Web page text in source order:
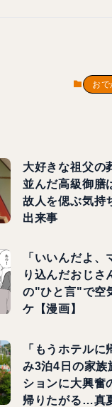
おで
大好きな祖父
並んだ高級御膳
故人を偲ぶ気持
出来事
「いいんだよ、
り込んだおじ
の"ひと言"で空
ケ【漫画】
「もうホテル
み3泊4日の家族
ションに大興奮
帰りたがる…真